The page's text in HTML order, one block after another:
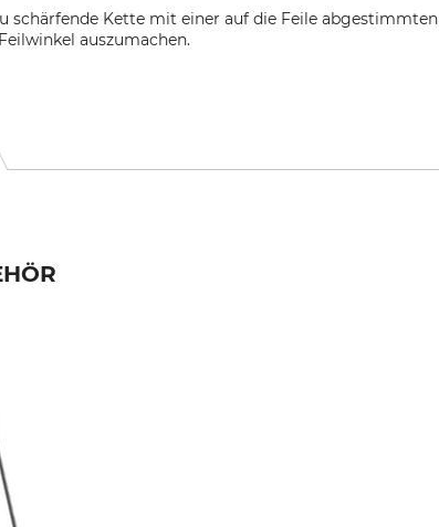
schärfende Kette mit einer auf die Feile abgestimmten
auszumachen.